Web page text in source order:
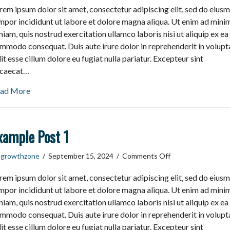
Post
2
ipsum dolor sit amet, consectetur adipiscing elit, sed do
incididunt ut labore et dolore magna aliqua. Ut enim ad
quis nostrud exercitation ullamco laboris nisi ut aliquip ex ea
consequat. Duis aute irure dolor in reprehenderit in
esse cillum dolore eu fugiat nulla pariatur. Excepteur sint
More
Post 1
growthzone / September 15, 2024 / Comments Offon
Post
1
ipsum dolor sit amet, consectetur adipiscing elit, sed do
incididunt ut labore et dolore magna aliqua. Ut enim ad
quis nostrud exercitation ullamco laboris nisi ut aliquip ex ea
consequat. Duis aute irure dolor in reprehenderit in
esse cillum dolore eu fugiat nulla pariatur. Excepteur sint